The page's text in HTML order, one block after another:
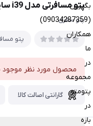
بگیرین
(09034287359)
همکاران
ما
در
مجموعه
پتومتو
در
بازه
پتو مسافرتی مدل i39 سایز 155x210 سانتی متر
پتو سفری
پتو
محصول مورد نظر موجود
گارانتی اصالت کالا